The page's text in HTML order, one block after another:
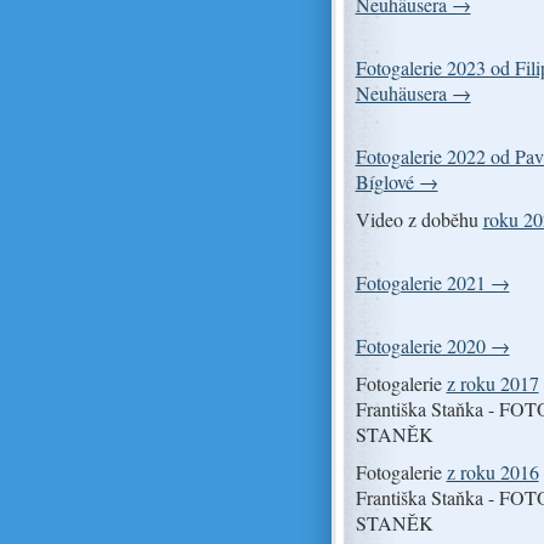
Fotogalerie 2023 od
Neuhäusera →
Fotogalerie 2022 od
Bíglové →
Video z doběhu roku
Fotogalerie 2021 →
Fotogalerie 2020 →
Fotogaleriez roku 2017
Františka Staňka -
STANĚK
Fotogaleriez roku 2016
Františka Staňka -
STANĚK